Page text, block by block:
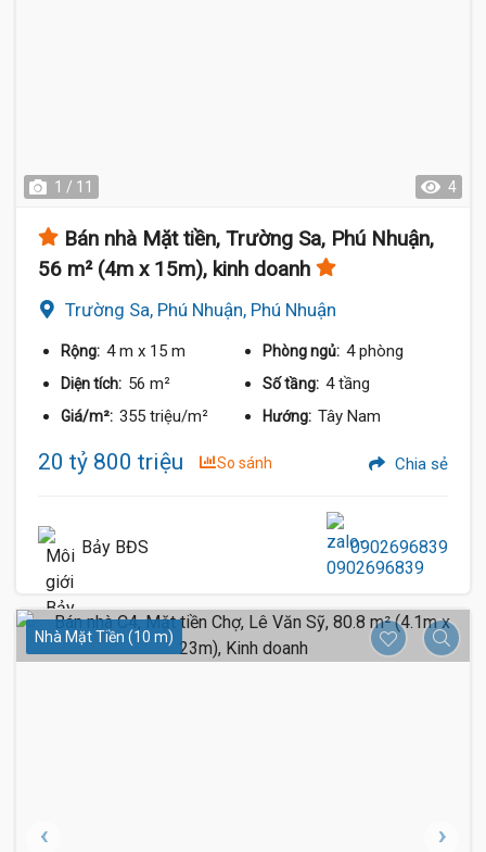
1 / 11 4
Bán nhà Mặt tiền, Trường Sa, Phú Nhuận,
56 m² (4m x 15m), kinh doanh
Trường Sa, Phú Nhuận, Phú Nhuận
Rộng: 4 m x 15 m Phòng ngủ: 4 phòng
Diện tích: 56 m² Số tầng: 4 tầng
Giá/m²: 355 triệu/m² Hướng: Tây Nam
20 tỷ 800 triệu So sánh Chia sẻ
Bảy BĐS 0902696839
Nhà Mặt Tiền (10 m)